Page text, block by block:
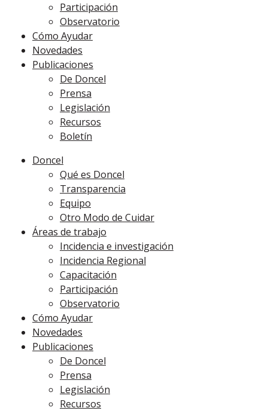
Participación
Observatorio
Cómo Ayudar
Novedades
Publicaciones
De Doncel
Prensa
Legislación
Recursos
Boletín
Doncel
Qué es Doncel
Transparencia
Equipo
Otro Modo de Cuidar
Áreas de trabajo
Incidencia e investigación
Incidencia Regional
Capacitación
Participación
Observatorio
Cómo Ayudar
Novedades
Publicaciones
De Doncel
Prensa
Legislación
Recursos